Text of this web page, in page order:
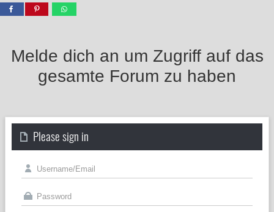
Melde dich an um Zugriff auf das
gesamte Forum zu haben
Please sign in